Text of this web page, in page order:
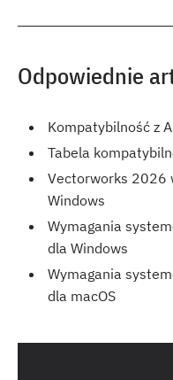
Odpowiednie
Kompatybilność z
Tabela
Vectorworks 2026
Windows
Wymagania
dla Windows
Wymagania
dla macOS